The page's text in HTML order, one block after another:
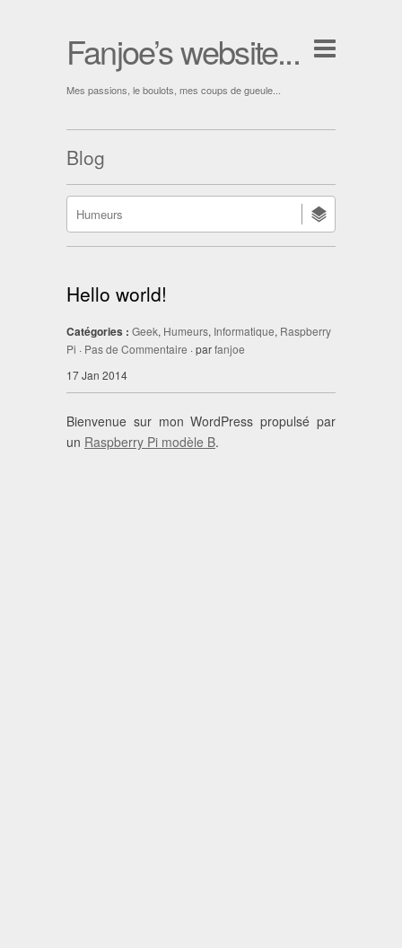
Fanjoe’s website...
Mes passions, le boulots, mes coups de gueule...
Blog
Hello world!
Catégories : Geek, Humeurs, Informatique, Raspberry
Pi · Pas de Commentaire · parfanjoe
17 Jan 2014
Bienvenue sur mon WordPress propulsé par
un Raspberry Pi modèle B.